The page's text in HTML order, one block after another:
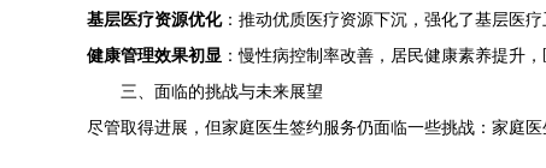
基层医疗资源优化：推动优质医疗资源下沉，强化了基层医疗
健康管理效果初显 ：慢性病控制率改善，居民健康素养提升
三、面临的挑战与未来展望
尽管取得进展，但家庭医生签约服务仍面临一些挑战：家庭